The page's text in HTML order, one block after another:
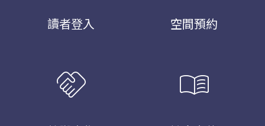
讀者登入 空間預約
handshake menu_book